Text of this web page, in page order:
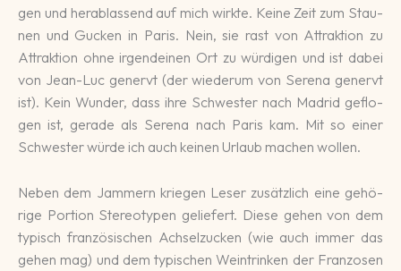
gen und he­rab­lassend auf mich wirk­te. Keine Zeit zum Stau­
nen und Gucken in Pa­ris. Nein, sie rast von Attrak­tion zu
Attrak­tion ohne irgend­ei­nen Ort zu wür­di­gen und ist dabei
von Jean-Luc genervt (der wie­derum von Serena ge­nervt
ist). Kein Wun­der, dass ihre Schwes­ter nach Madrid ge­flo­
gen ist, gerade als Serena nach Paris kam. Mit so einer
Schwester würde ich auch kei­nen Ur­laub machen wollen.
Neben dem Jammern kriegen Leser zu­sätz­lich eine ge­hö­
rige Portion Ste­reo­typen ge­lie­fert. Diese gehen von dem
typisch fran­zösi­schen Achsel­zucken (wie auch immer das
gehen mag) und dem typi­schen Wein­trin­ken der Fran­zo­sen